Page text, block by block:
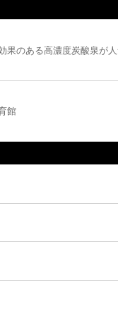
果のある高濃度炭酸泉が
館